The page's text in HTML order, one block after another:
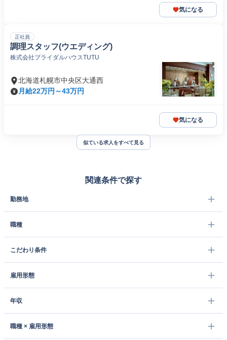
気になる
正社員
調理スタッフ(ウエディング)
株式会社ブライダルハウスTUTU
北海道札幌市中央区大通西
月給22万円～43万円
気になる
似ている求人をすべて見る
関連条件で探す
勤務地
職種
こだわり条件
雇用形態
年収
職種 × 雇用形態